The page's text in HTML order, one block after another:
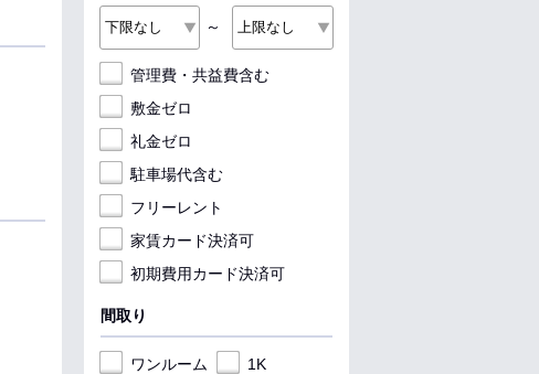
～
管理費・共益費含む
敷金ゼロ
礼金ゼロ
駐車場代含む
フリーレント
家賃カード決済可
初期費用カード決済可
間取り
ワンルーム
1K